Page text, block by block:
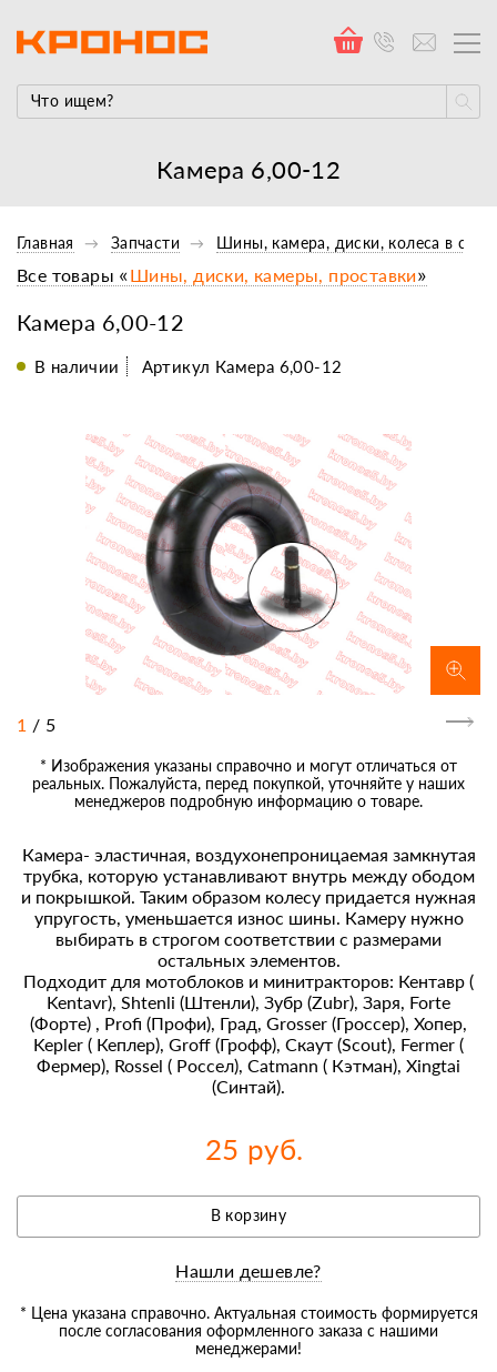
Камера 6,00-12
Главная Запчасти Шины, камера, диски, колеса в
Камера 6,00-12
Все товары «Шины, диски, камеры, проставки»
В наличии Артикул Камера 6,00-12
1 / 5
* Изображения указаны справочно и могут отличаться от
реальных. Пожалуйста, перед покупкой, уточняйте у наших
менеджеров подробную информацию о товаре.
Камера- эластичная, воздухонепроницаемая замкнутая
трубка, которую устанавливают внутрь между ободом
и покрышкой. Таким образом колесу придается нужная
упругость, уменьшается износ шины. Камеру нужно
выбирать в строгом соответствии с размерами
остальных элементов.
Подходит для мотоблоков и минитракторов: Кентавр (
Kentavr), Shtenli (Штенли), Зубр (Zubr), Заря, Forte
(Форте) , Profi (Профи), Град, Grosser (Гроссер), Хопер,
Kepler ( Кеплер), Groff (Грофф), Скаут (Scout), Fermer (
Фермер), Rossel ( Россел), Catmann ( Кэтман), Xingtai
(Синтай).
25 руб.
В корзину
Нашли дешевле?
* Цена указана справочно. Актуальная стоимость формируется
после согласования оформленного заказа с нашими
менеджерами!